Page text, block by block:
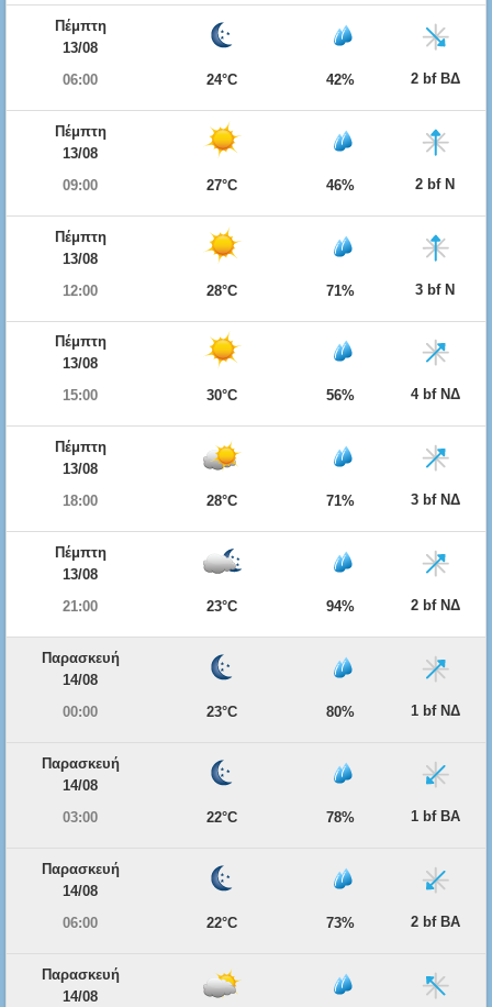
Πέμπτη
13/08
06:00
24°C 42% 2 bf ΒΔ
Πέμπτη
13/08
09:00
27°C 46% 2 bf Ν
Πέμπτη
13/08
12:00
28°C 71% 3 bf Ν
Πέμπτη
13/08
15:00
30°C 56% 4 bf ΝΔ
Πέμπτη
13/08
18:00
28°C 71% 3 bf ΝΔ
Πέμπτη
13/08
21:00
23°C 94% 2 bf ΝΔ
Παρασκευή
14/08
00:00
23°C 80% 1 bf ΝΔ
Παρασκευή
14/08
03:00
22°C 78% 1 bf ΒΑ
Παρασκευή
14/08
06:00
22°C 73% 2 bf ΒΑ
Παρασκευή
14/08